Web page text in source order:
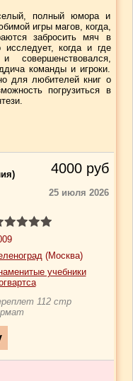
полный юмора и
игры магов, когда,
забросить мяч в
исследует, когда и где
команды и игроки.
для любителей книг о
погрузиться в
4000 руб
25 июля 2026
(Москва)
учебники
112 стр